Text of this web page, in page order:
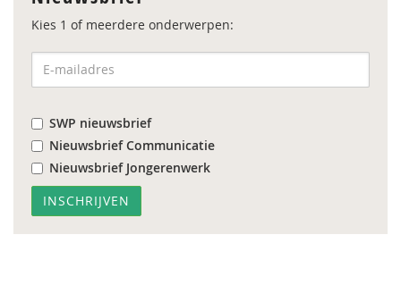
Kies 1 of meerdere onderwerpen:
SWP nieuwsbrief
Nieuwsbrief Communicatie
Nieuwsbrief Jongerenwerk